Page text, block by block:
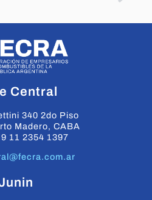
Central
340 2do Piso
Madero, CABA
11 2354 1397